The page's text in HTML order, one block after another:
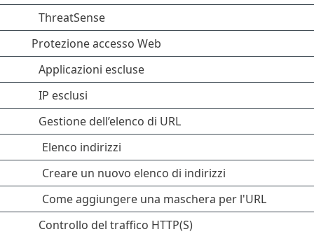
ThreatSense
Protezione accesso Web
Applicazioni escluse
IP esclusi
Gestione dell’elenco di URL
Elenco indirizzi
Creare un nuovo elenco di indirizzi
Come aggiungere una maschera per l'URL
Controllo del traffico HTTP(S)